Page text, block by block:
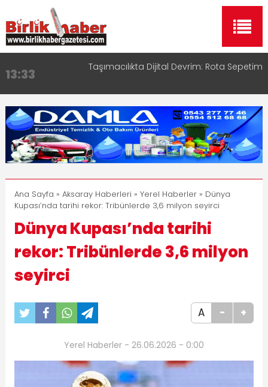
13:33 Taşımacılıkta Dijital Devrim: Rota Sepetim
17:15
Aksaray OSB Bölge Müdürü Makam Koltuğunu
Çocuklara Bıraktı
16:00
Aksaray Esnaf Rehberi ile Google ve Yapay Zeka
Aramalarında Öne Çıkın
8:23 Aksaray Esnaf Rehberi Hizmete Girdi
11:30
Birlikhaber.com Yayın Hayatına Başladı | Hızlı ve
Akıllı Haber Platformu
Ana Sayfa » Aksaray Haberleri » Yerel Haberler» Dünya
Kupası’nda tarihi rekor: Tribünlerde 3,6 milyon seyirci
Dünya Kupası’nda tarihi
rekor: Tribünlerde 3,6 milyon
seyirci
A - +
Yerel Haberler - 26.06.2026 - 0:00